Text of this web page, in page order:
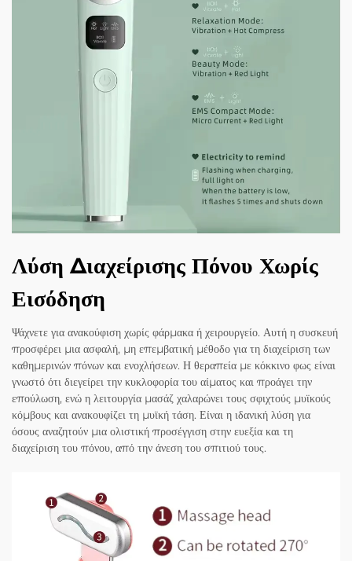
Λύση Διαχείρισης Πόνου Χωρίς
Εισόδηση
Ψάχνετε για ανακούφιση χωρίς φάρμακα ή χειρουργείο. Αυτή η συσκευή
προσφέρει μια ασφαλή, μη επεμβατική μέθοδο για τη διαχείριση των
καθημερινών πόνων και ενοχλήσεων. Η θεραπεία με κόκκινο φως είναι
γνωστό ότι διεγείρει την κυκλοφορία του αίματος και προάγει την
επούλωση, ενώ η λειτουργία μασάζ χαλαρώνει τους σφιχτούς μυϊκούς
κόμβους και ανακουφίζει τη μυϊκή τάση. Είναι η ιδανική λύση για
όσους αναζητούν μια ολιστική προσέγγιση στην ευεξία και τη
διαχείριση του πόνου, από την άνεση του σπιτιού τους.